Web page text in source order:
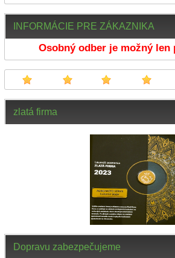
INFORMÁCIE PRE ZÁKAZNIKA
Osobný odber je možný len
zlatá firma
Dopravu zabezpečujeme